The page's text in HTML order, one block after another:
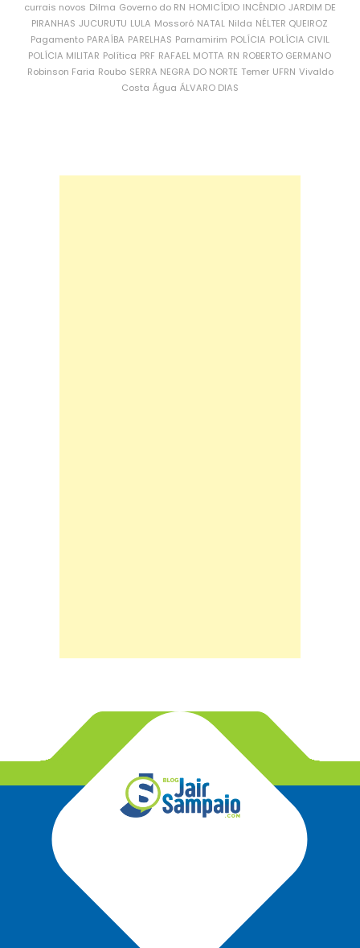
currais novos Dilma Governo do RN HOMICÍDIO INCÊNDIO JARDIM DE
PIRANHAS JUCURUTU LULA Mossoró NATAL Nilda NÉLTER QUEIROZ
Pagamento PARAÍBA PARELHAS Parnamirim POLÍCIA POLÍCIA CIVIL
POLÍCIA MILITAR Política PRF RAFAEL MOTTA RN ROBERTO GERMANO
Robinson Faria Roubo SERRA NEGRA DO NORTE Temer UFRN Vivaldo
Costa Água ÁLVARO DIAS